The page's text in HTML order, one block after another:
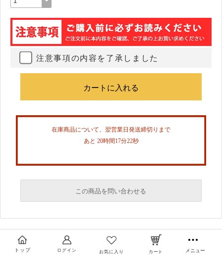
注意事項の内容を了承しました
在庫商品について、翌営業日発送締切りまで
あと 20時間17分22秒
この商品を問い合わせる
トップ ログイン お気に入り カート メニュー